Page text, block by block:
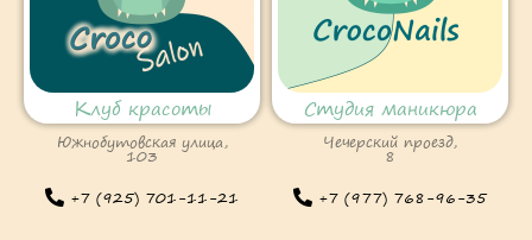
Клуб красоты
Южнобутовская улица,
103
+7 (925) 701-11-21
Студия маникюра
Чечерский проезд,
8
+7 (977) 768-96-35